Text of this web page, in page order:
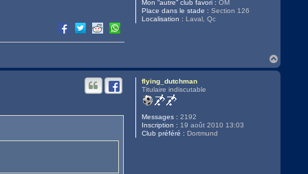
Mon “autre” club favori : OM
Place dans le stade : Section 126
Localisation : Laval, Qc
a
flying_dutchman
Titulaire indiscutable
Messages : 2192
Inscription : 19 août 2010 13:03
Club préféré : Dortmund